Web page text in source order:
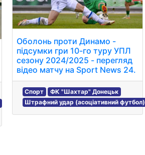
Оболонь проти Динамо -
підсумки гри 10-го туру УПЛ
сезону 2024/2025 - перегляд
відео матчу на Sport News 24.
Спорт
ФК "Шахтар" Донецьк
Штрафний удар (асоціативний футбол)